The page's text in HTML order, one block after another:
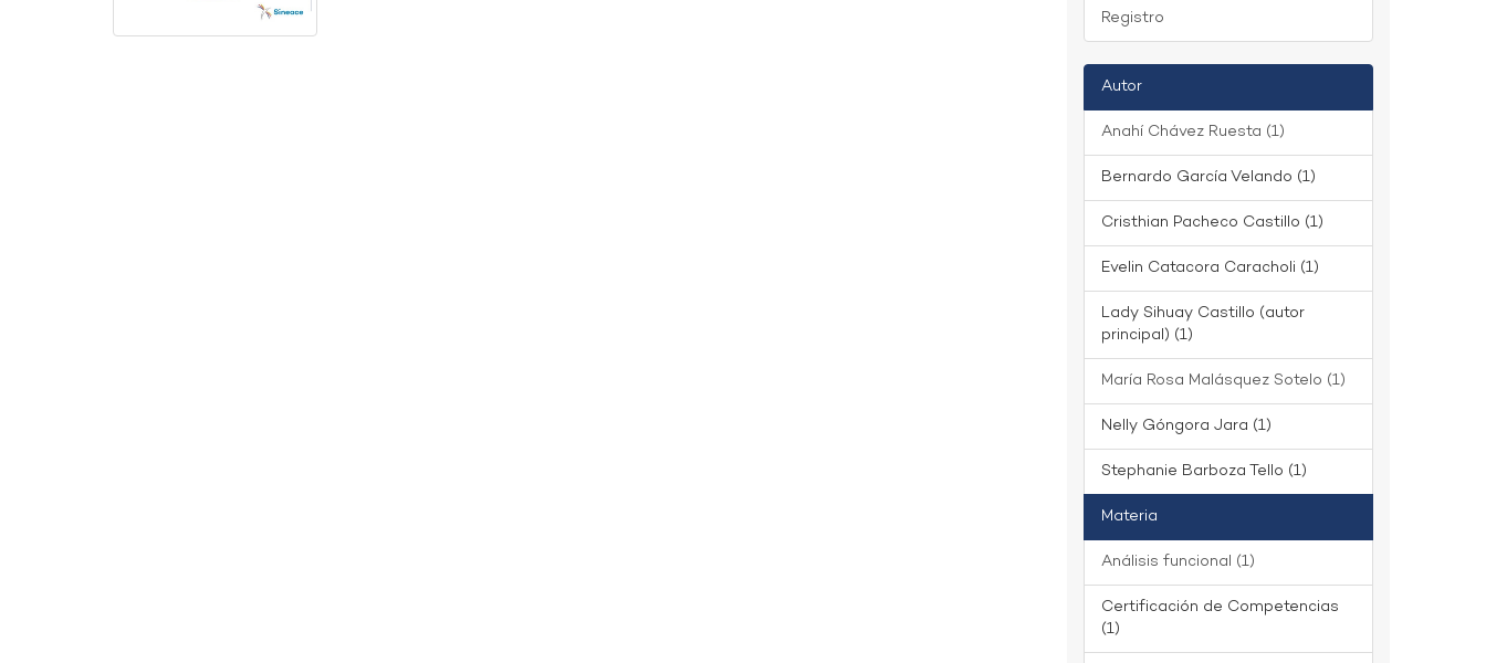
Registro
Autor
Anahí Chávez Ruesta (1)
Bernardo García Velando (1)
Cristhian Pacheco Castillo (1)
Evelin Catacora Caracholi (1)
Lady Sihuay Castillo (autor
principal) (1)
María Rosa Malásquez Sotelo (1)
Nelly Góngora Jara (1)
Stephanie Barboza Tello (1)
Materia
Análisis funcional (1)
Certificación de Competencias
(1)